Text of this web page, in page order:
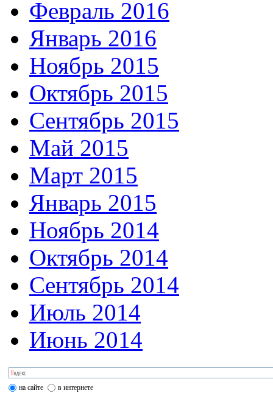
Февраль 2016
Январь 2016
Ноябрь 2015
Октябрь 2015
Сентябрь 2015
Май 2015
Март 2015
Январь 2015
Ноябрь 2014
Октябрь 2014
Сентябрь 2014
Июль 2014
Июнь 2014
на сайте в интернете